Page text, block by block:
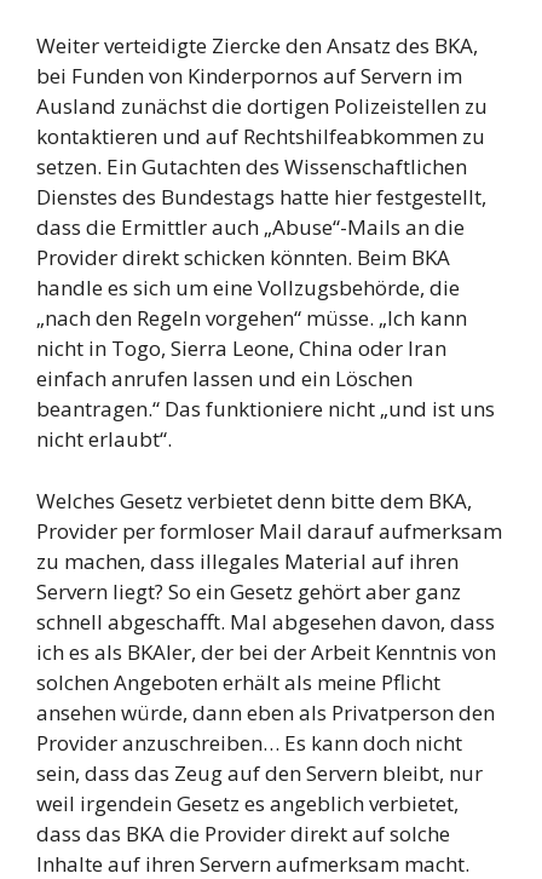
Weiter verteidigte Ziercke den Ansatz des BKA,
bei Funden von Kinderpornos auf Servern im
Ausland zunächst die dortigen Polizeistellen zu
kontaktieren und auf Rechtshilfeabkommen zu
setzen. Ein Gutachten des Wissenschaftlichen
Dienstes des Bundestags hatte hier festgestellt,
dass die Ermittler auch „Abuse“-Mails an die
Provider direkt schicken könnten. Beim BKA
handle es sich um eine Vollzugsbehörde, die
„nach den Regeln vorgehen“ müsse. „Ich kann
nicht in Togo, Sierra Leone, China oder Iran
einfach anrufen lassen und ein Löschen
beantragen.“ Das funktioniere nicht „und ist uns
nicht erlaubt“.
Welches Gesetz verbietet denn bitte dem BKA,
Provider per formloser Mail darauf aufmerksam
zu machen, dass illegales Material auf ihren
Servern liegt? So ein Gesetz gehört aber ganz
schnell abgeschafft. Mal abgesehen davon, dass
ich es als BKAler, der bei der Arbeit Kenntnis von
solchen Angeboten erhält als meine Pflicht
ansehen würde, dann eben als Privatperson den
Provider anzuschreiben… Es kann doch nicht
sein, dass das Zeug auf den Servern bleibt, nur
weil irgendein Gesetz es angeblich verbietet,
dass das BKA die Provider direkt auf solche
Inhalte auf ihren Servern aufmerksam macht.